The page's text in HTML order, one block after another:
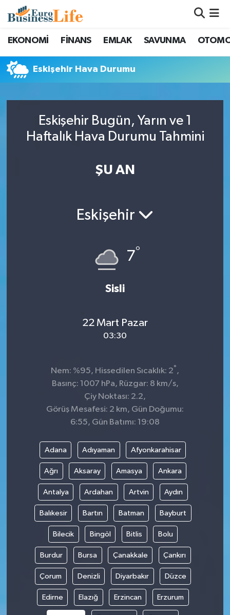
EKONOMİ FİNANS EMLAK SAVUNMA
Eskişehir Hava Durumu
Eskişehir Bugün, Yarın ve 1
Haftalık Hava Durumu Tahmini
ŞU AN
Eskişehir
7°
Sisli
22 Mart Pazar
03:30
Nem: %95, Hissedilen Sıcaklık: 2° ,
Basınç: 1007 hPa, Rüzgar: 8 km/s,
Çiy Noktası: 2.2,
Görüş Mesafesi: 2 km, Gün Doğumu:
6:55, Gün Batımı: 19:08
Adana Adıyaman Afyonkarahisar
Ağrı Aksaray Amasya Ankara
Antalya Ardahan Artvin Aydın
Balıkesir Bartın Batman Bayburt
Bilecik Bingöl Bitlis Bolu
Burdur Bursa Çanakkale Çankırı
Çorum Denizli Diyarbakır Düzce
Edirne Elazığ Erzincan Erzurum
Nöbetçi Eczaneler
Hava Durumu
Trafik Durumu
Süper Lig Puan Durumu ve Fikstür